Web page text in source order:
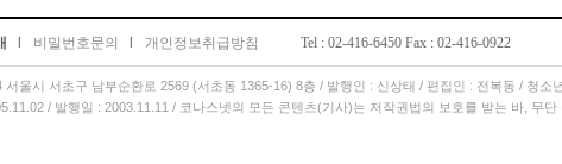
비밀번호문의 개인정보취급방침 Tel : 02-416-6450 Fax : 02-416-0922
서울시 서초구 남부순환로 2569 (서초동 1365-16) 8층 / 발행인 : 신상태 / 편집인 : 전복동 / 청소
/ 발행일 : 2003.11.11 / 코나스넷의 모든 콘텐츠(기사)는 저작권법의 보호를 받는 바, 무단